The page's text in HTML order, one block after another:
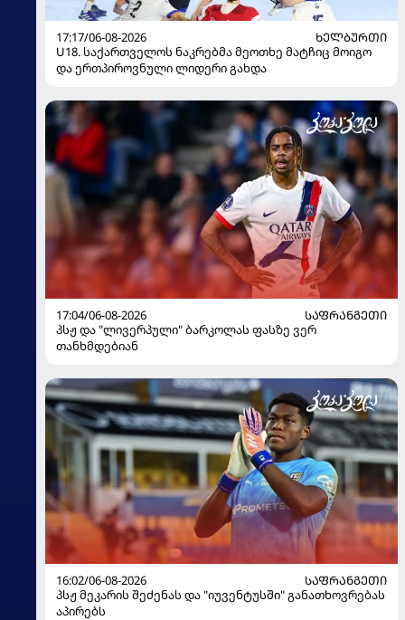
17:17/06-08-2026
ᲮᲔᲚᲑᲣᲠᲗᲘ
U18. საქართველოს ნაკრებმა მეოთხე მატჩიც მოიგო
და ერთპიროვნული ლიდერი გახდა
17:04/06-08-2026
ᲡᲐᲤᲠᲐᲜᲒᲔᲗᲘ
პსჟ და "ლივერპული" ბარკოლას ფასზე ვერ
თანხმდებიან
16:02/06-08-2026
ᲡᲐᲤᲠᲐᲜᲒᲔᲗᲘ
პსჟ მეკარის შეძენას და "იუვენტუსში" განათხოვრებას
აპირებს